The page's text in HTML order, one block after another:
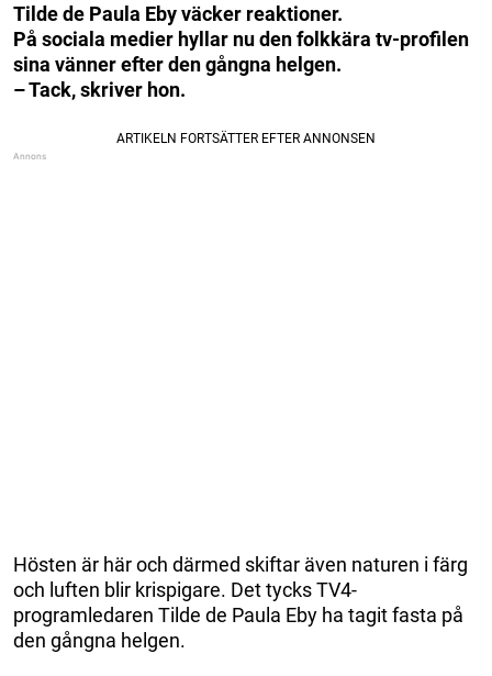
Tilde de Paula Eby väcker reaktioner.
På sociala medier hyllar nu den folkkära tv-profilen
sina vänner efter den gångna helgen.
– Tack, skriver hon.
Hösten är här och därmed skiftar även naturen i färg
och luften blir krispigare. Det tycks TV4-
programledaren Tilde de Paula Eby ha tagit fasta på
den gångna helgen.